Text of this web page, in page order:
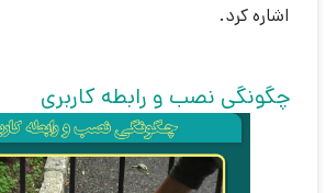
اشاره کرد.
چگونگی نصب و رابطه کاربری